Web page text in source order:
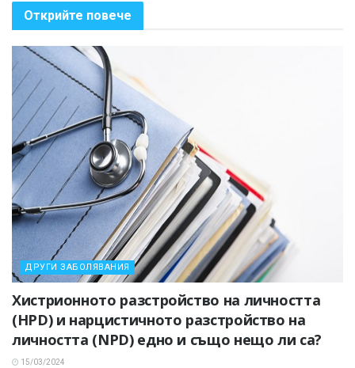
Открийте повече
ДРУГИ ЗАБОЛЯВАНИЯ
Хистрионното разстройство на личността
(HPD) и нарцистичното разстройство на
личността (NPD) едно и също нещо ли са?
15/03/2024